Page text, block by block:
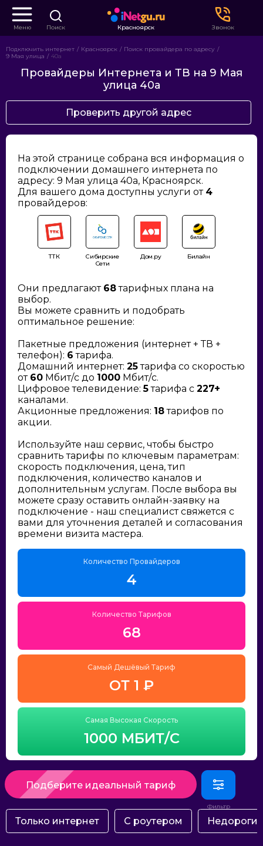
Меню Поиск Красноярск Звонок
Подключить интернет Красноярск
Поиск провайдера по адресу
9 Мая улица
40а
Провайдеры Интернета и ТВ на 9 Мая
улица 40а
Проверить другой адрес
На этой странице собрана вся информация о
подключении домашнего интернета по
адресу: 9 Мая улица 40а, Красноярск.
Для вашего дома доступны услуги от 4
провайдеров:
ТТК
Сибирские
Сети
Дом.ру Билайн
Они предлагают 68тарифных плана на
выбор.
Вы можете сравнить и подобрать
оптимальное решение:
Пакетные предложения (интернет + ТВ +
телефон): 6 тарифа.
Домашний интернет: 25тарифа со скоростью
от 60 Мбит/с до 1000 Мбит/с.
Цифровое телевидение:5тарифа с 227+
каналами.
Акционные предложения: 18тарифов по
акции.
Используйте наш сервис, чтобы быстро
сравнить тарифы по ключевым параметрам:
скорость подключения, цена, тип
подключения, количество каналов и
дополнительным услугам. После выбора вы
можете сразу оставить онлайн-заявку на
подключение - наш специалист свяжется с
вами для уточнения деталей и согласования
времени визита мастера.
Количество Провайдеров
4
Количество Тарифов
68
Самый Дешёвый Тариф
ОТ 1 ₽
Самая Высокая Скорость
1000 МБИТ/С
Подберите идеальный тариф
Только интернет С роутером Недорогие